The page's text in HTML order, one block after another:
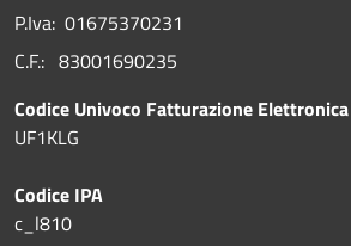
P.Iva: 01675370231
C.F.: 83001690235
Codice Univoco Fatturazione Elettronica
UF1KLG
Codice IPA
c_l810